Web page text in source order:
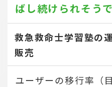
ばし続けられそう
救急救命士学習塾の
販売
ユーザーの移行率（